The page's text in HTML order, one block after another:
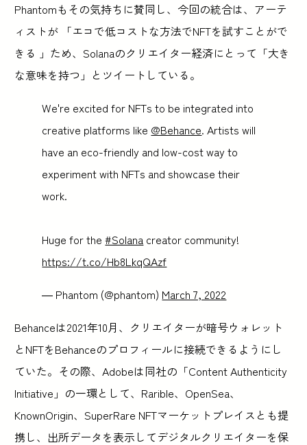
Phantomもその気持ちに賛同し、今回の統合は、アーテ
ィストが 「エコで低コストな方法でNFTを試すことがで
きる 」ため、Solanaのクリエイター経済にとって「大き
な意味を持つ」とツイートしている。
We're excited for NFTs to be integrated into
creative platforms like @Behance. Artists will
have an eco-friendly and low-cost way to
experiment with NFTs and showcase their
work.
Huge for the#Solana creator community!
https://t.co/Hb8LkqQAzf
— Phantom (@phantom) March 7, 2022
Behanceは2021年10月、クリエイターが暗号ウォレット
とNFTをBehanceのプロフィールに接続できるようにし
ていた。その際、Adobeは同社の「Content Authenticity
Initiative」の一環として、Rarible、OpenSea、
KnownOrigin、SuperRare NFTマーケットプレイスとも提
携し、出所データを表示してデジタルクリエイターを保